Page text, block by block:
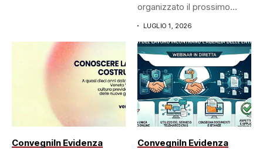
organizzato il prossimo
LUGLIO 1, 2026
ConvegniIn Evidenza ConvegniIn Evidenza